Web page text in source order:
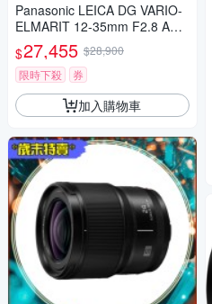
Panasonic LEICA DG VARIO-
ELMARIT 12-35mm F2.8 ASP
H.POWER O.I.S. 變焦鏡頭 公
司貨 H-ES12035
$27,455 $28,900
限時下殺
券
加入購物車